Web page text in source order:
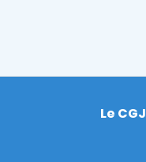
Footer
Le CGJ